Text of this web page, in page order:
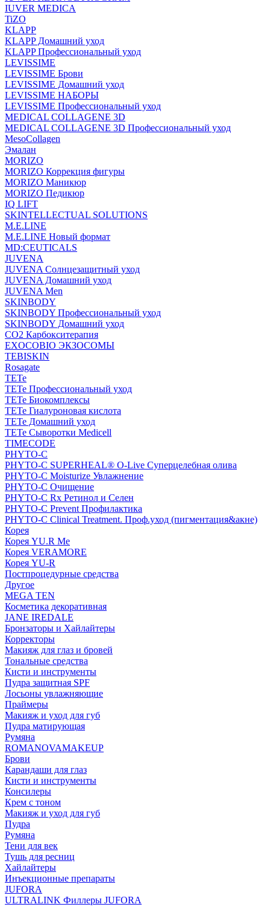
IUVER MEDICA
TiZO
KLAPP
KLAPP Домашний уход
KLAPP Профессиональный уход
LEVISSIME
LEVISSIME Брови
LEVISSIME Домашний уход
LEVISSIME НАБОРЫ
LEVISSIME Профессиональный уход
MEDICAL COLLAGENE 3D
MEDICAL COLLAGENE 3D Профессиональный уход
MesoCollagen
Эмалан
MORIZO
MORIZO Коррекция фигуры
MORIZO Маникюр
MORIZO Педикюр
IQ LIFT
SKINTELLECTUAL SOLUTIONS
M.E.LINE
M.E.LINE Новый формат
MD:CEUTICALS
JUVENA
JUVENA Солнцезащитный уход
JUVENA Домашний уход
JUVENA Men
SKINBODY
SKINBODY Профессиональный уход
SKINBODY Домашний уход
CO2 Карбокситерапия
EXOCOBIO ЭКЗОСОМЫ
TEBISKIN
Rosagate
TETe
TETe Профессиональный уход
TETe Биокомплексы
TETe Гиалуроновая кислота
TETe Домашний уход
TETe Сыворотки Medicell
TIMECODE
PHYTO-C
PHYTO-C SUPERHEAL® O-Live Суперцелебная олива
PHYTO-C Moisturize Увлажнение
PHYTO-C Очищение
PHYTO-C Rx Ретинол и Селен
PHYTO-C Prevent Профилактика
PHYTO-C Clinical Treatment. Проф.уход (пигментация&акне)
Корея
Корея YU.R Me
Корея VERAMORE
Корея YU-R
Постпроцедурные средства
Другое
MEGA TEN
Косметика декоративная
JANE IREDALE
Бронзаторы и Хайлайтеры
Корректоры
Макияж для глаз и бровей
Тональные средства
Кисти и инструменты
Пудра защитная SPF
Лосьоны увлажняющие
Праймеры
Макияж и уход для губ
Пудра матирующая
Румяна
ROMANOVAMAKEUP
Брови
Карандаши для глаз
Кисти и инструменты
Консилеры
Крем с тоном
Макияж и уход для губ
Пудра
Румяна
Тени для век
Тушь для ресниц
Хайлайтеры
Инъекционные препараты
JUFORA
ULTRALINK Филлеры JUFORA